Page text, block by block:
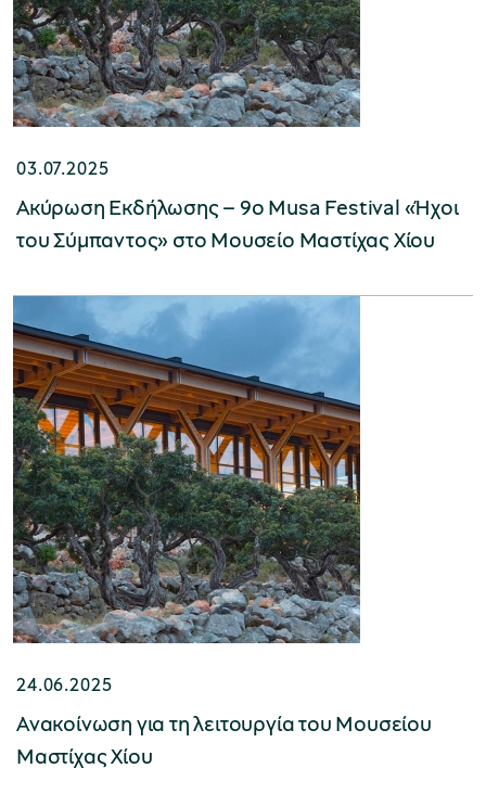
03.07.2025
Ακύρωση Εκδήλωσης – 9ο Musa Festival «Ήχοι
του Σύμπαντος» στο Μουσείο Μαστίχας Χίου
24.06.2025
Aνακοίνωση για τη λειτουργία του Μουσείου
Μαστίχας Χίου